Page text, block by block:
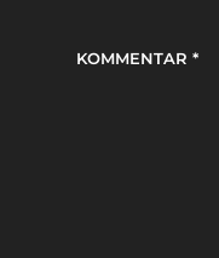
KOMMENTAR *